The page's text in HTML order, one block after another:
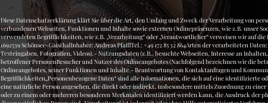
Diese Datenschutzerklärung klärt Sie über die Art, den Umfang und Zweck der Verarbeitung von personenbezogenen Daten (nachfolgend kurz „Daten“) innerhalb unseres Onlineangebotes und der mit ihm verbundenen Webseiten, Funktionen und Inhalte sowie externen Onlinepräsenzen, wie z.B. unser Social Media Profile auf (nachfolgend gemeinsam bezeichnet als „Onlineangebot“). Im Hinblick auf die verwendeten Begrifflichkeiten, wie z.B. „Verarbeitung“ oder „Verantwortlicher“ verweisen wir auf die Definitionen im Art. 4 der Datenschutzgrundverordnung (DSGVO).Verantwortlicher:AP STABLESchönseer Str. 1692539 Schönsee-GaisthalInhaber: Andreas PfafflTel.: +49 172 85 32 864Arten der verarbeiteten Daten:- Bestandsdaten (z.B., Namen, Adressen).- Kontaktdaten (z.B., E-Mail, Telefonnummern).- Inhaltsdaten (z.B., Texteingaben, Fotografien, Videos).- Nutzungsdaten (z.B., besuchte Webseiten, Interesse an Inhalten, Zugriffszeiten).- Meta-/Kommunikationsdaten (z.B., Geräte-Informationen, IP-Adressen).Kategorien betroffener PersonenBesucher und Nutzer des Onlineangebotes (Nachfolgend bezeichnen wir die betroffenen Personen zusammenfassend auch als „Nutzer“).Zweck der Verarbeitung- Zurverfügungstellung des Onlineangebotes, seiner Funktionen und Inhalte.- Beantwortung von Kontaktanfragen und Kommunikation mit Nutzern.- Sicherheitsmaßnahmen.- Reichweitenmessung/MarketingVerwendete Begrifflichkeiten„Personenbezogene Daten“ sind alle Informationen, die sich auf eine identifizierte oder identifizierbare natürliche Person (im Folgenden „betroffene Person“) beziehen; als identifizierbar wird eine natürliche Person angesehen, die direkt oder indirekt, insbesondere mittels Zuordnung zu einer Kennung wie einem Namen, zu einer Kennnummer, zu Standortdaten, zu einer Online-Kennung (z.B. Cookie) oder zu einem oder mehreren besonderen Merkmalen identifiziert werden kann, die Ausdruck der physischen, physiologischen, genetischen, psychischen, wirtschaftlichen, kulturellen oder sozialen Identität dieser natürlichen Person sind.„Verarbeitung“ ist jeder mit oder ohne Hilfe automatisierter Verfahren ausgeführte Vorgang oder jede solche Vorgangsreihe im Zusammenhang mit personenbezogenen Daten. Der Begriff reicht weit und umfasst praktisch jeden Umgang mit Daten.„Pseudonymisierung“ die Verarbeitung personenbezogener Daten in einer Weise, dass die personenbezogenen Daten ohne Hinzuziehung zusätzlicher Informationen nicht mehr einer spezifischen betroffenen Person zugeordnet werden können, sofern diese zusätzlichen Informationen gesondert aufbewahrt werden und technischen und organisatorischen Maßnahmen unterliegen, die gewährleisten, dass die personenbezogenen Daten nicht einer identifizierten oder identifizierbaren natürlichen Person zugewiesen werden.„Profiling“ jede Art der automatisierten Verarbeitung personenbezogener Daten, die darin besteht, dass diese personenbezogenen Daten verwendet werden, um bestimmte persönliche Aspekte, die sich auf eine natürliche Person beziehen, zu bewerten, insbesondere um Aspekte bezüglich Arbeitsleistung, wirtschaftliche Lage, Gesundheit, persönliche Vorlieben, Interessen, Zuverlässigkeit, Verhalten, Aufenthaltsort oder Ortswechsel dieser natürlichen Person zu analysieren oder vorherzusagen.Als „Verantwortlicher“ wird die natürliche oder juristische Person, Behörde, Einrichtung oder andere Stelle, die allein oder gemeinsam mit anderen über die Zwecke und Mittel der Verarbeitung von personenbezogenen Daten entscheidet, bezeichnet.„Auftragsverarbeiter“ eine natürliche oder juristische Person, Behörde, Einrichtung oder andere Stelle, die personenbezogene Daten im Auftrag des Verantwortlichen verarbeitet.Maßgebliche RechtsgrundlagenNach Maßgabe des Art. 13 DSGVO teilen wir Ihnen die Rechtsgrundlagen unserer Datenverarbeitungen mit. Sofern die Rechtsgrundlage in der Datenschutzerklärung nicht genannt wird, gilt Folgendes: Die Rechtsgrundlage für die Einholung von Einwilligungen ist Art. 6 Abs. 1 lit. a und Art. 7 DSGVO, die Rechtsgrundlage für die Verarbeitung zur Erfüllung unserer Leistungen und Durchführung vertraglicher Maßnahmen sowie Beantwortung von Anfragen ist Art. 6 Abs. 1 lit. b DSGVO, die Rechtsgrundlage für die Verarbeitung zur Erfüllung unserer rechtlichen Verpflichtungen ist Art. 6 Abs. 1 lit. c DSGVO, und die Rechtsgrundlage für die Verarbeitung zur Wahrung unserer berechtigten Interessen ist Art. 6 Abs. 1 lit. f DSGVO. Für den Fall, dass lebenswichtige Interessen der betroffenen Person oder einer anderen natürlichen Person eine Verarbeitung personenbezogener Daten erforderlich machen, dient Art. 6 Abs. 1 lit. d DSGVO als Rechtsgrundlage.SicherheitsmaßnahmenWir treffen nach Maßgabe des Art. 32 DSGVO unter Berücksichtigung des Stands der Technik, der Implementierungskosten und der Art, des Umfangs, der Umstände und der Zwecke der Verarbeitung sowie der